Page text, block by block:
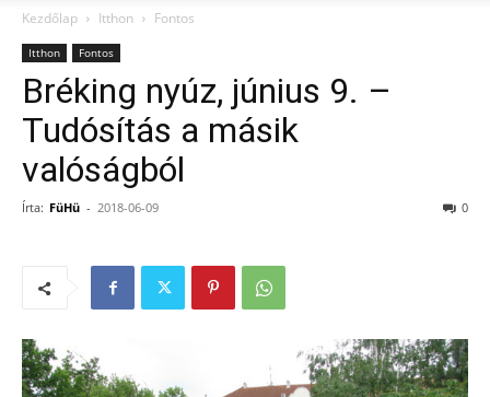
Kezdőlap Itthon Fontos
Itthon Fontos
Bréking nyúz, június 9. –
Tudósítás a másik
valóságból
Írta: FüHü - 2018-06-09 0